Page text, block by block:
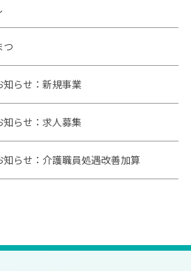
つ
らせ：新規事業
らせ：求人募集
らせ：介護職員処遇改善加算